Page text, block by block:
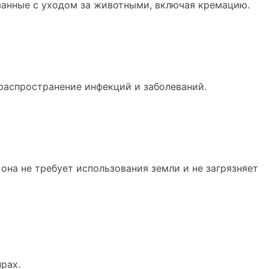
с уходом за животными, включая кремацию.
инфекций и заболеваний.
не требует использования земли и не загрязняет